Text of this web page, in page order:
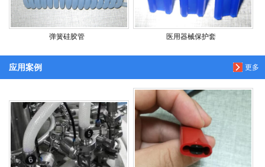
弹簧硅胶管 医用器械保护套
更多
应用案例